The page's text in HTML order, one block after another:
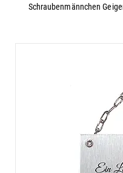
Schraubenmännchen